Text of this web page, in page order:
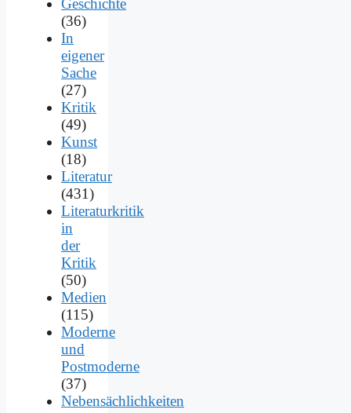
Geschichte
(36)
In
eigener
Sache
(27)
Kritik
(49)
Kunst
(18)
Literatur
(431)
Literaturkritik
in
der
Kritik
(50)
Medien
(115)
Moderne
und
Postmoderne
(37)
Nebensächlichkeiten